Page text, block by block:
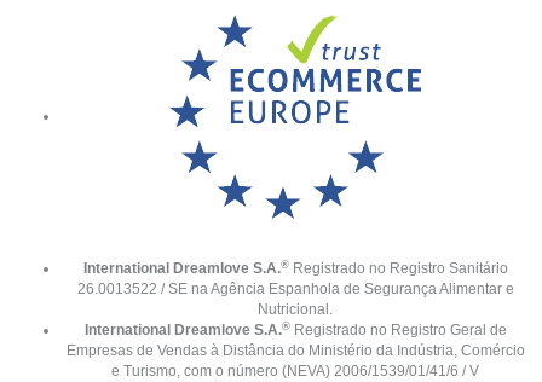
International Dreamlove S.A.® Registrado no Registro Sanitário
26.0013522 / SE na Agência Espanhola de Segurança Alimentar e
Nutricional.
International Dreamlove S.A.®Registrado no Registro Geral de
Empresas de Vendas à Distância do Ministério da Indústria, Comércio
e Turismo, com o número (NEVA) 2006/1539/01/41/6 / V